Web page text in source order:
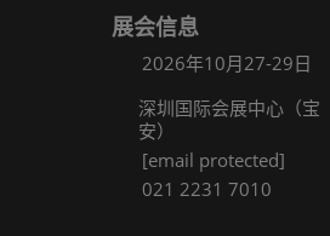
展会信息
2026年10月27-29日
深圳国际会展中心（宝
安）
[email protected]
021 2231 7010